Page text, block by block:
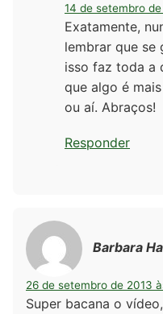
14 de setembro
Exatamente,
lembrar que se
isso faz toda a
que algo é
ou aí. Abraços!
Responder
Barbara
26 de setembro de 2013
Super bacana o